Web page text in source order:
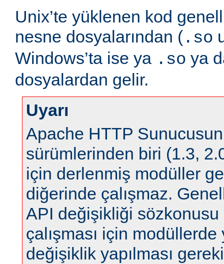
Unix’te yüklenen kod
nesne dosyalarından ( .so
Windows’ta ise ya .so ya
dosyalardan gelir.
Uyarı
Apache HTTP
sürümlerinden biri (1.3,
için derlenmiş modüller
diğerinde çalışmaz.
API değişikliği
çalışması için
değişiklik yapılması